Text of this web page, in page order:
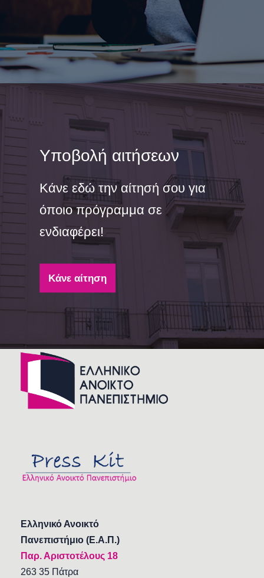
Υποβολή αιτήσεων
Κάνε εδώ την αίτησή σου για
όποιο πρόγραμμα σε
ενδιαφέρει!
Κάνε αίτηση
Ελληνικό Ανοικτό
Πανεπιστήμιο (Ε.Α.Π.)
Παρ. Αριστοτέλους 18
263 35 Πάτρα